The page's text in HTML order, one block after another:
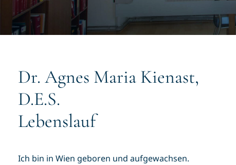
Dr. Agnes Maria Kienast,
D.E.S.
Lebenslauf
Ich bin in Wien geboren und aufgewachsen.